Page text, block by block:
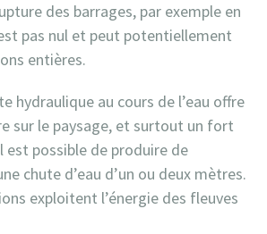
des barrages, par exemple en
pas nul et peut potentiellement
entières.
hydraulique au cours de l’eau offre
sur le paysage, et surtout un fort
est possible de produire de
chute d’eau d’un ou deux mètres.
exploitent l’énergie des fleuves